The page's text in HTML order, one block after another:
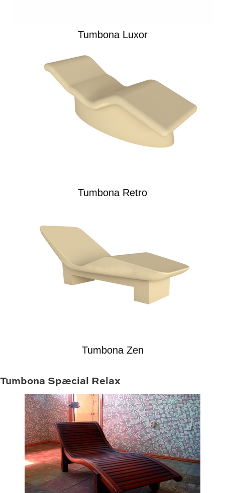
Tumbona Luxor
Tumbona Retro
Tumbona Zen
Tumbona Spæcial Relax